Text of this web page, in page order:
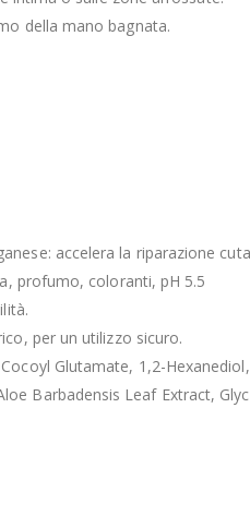
della mano bagnata.
accelera la riparazione
profumo, coloranti, pH 5.5
per un utilizzo sicuro.
Glutamate, 1,2-
Barbadensis Leaf Extract,